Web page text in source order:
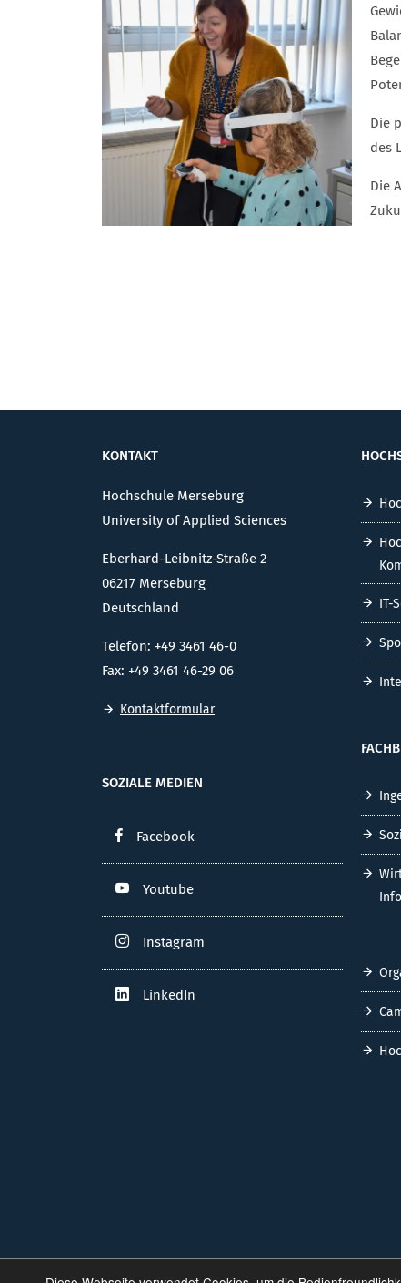
Die
des
Die
KONTAKT
Hochschule Merseburg
University of Applied Sciences
Eberhard-Leibnitz-Straße 2
06217 Merseburg
Deutschland
Telefon: +49 3461 46-0
Fax: +49 3461 46-29 06
Kontaktformular
SOZIALE MEDIEN
Facebook
Youtube
Instagram
LinkedIn
IT-